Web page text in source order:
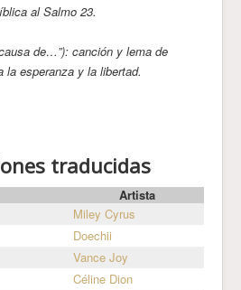
al Salmo 23.
causa de…”): canción y lema de
la esperanza y la libertad.
traducidas
Artista
Miley Cyrus
Doechii
Vance Joy
Céline Dion